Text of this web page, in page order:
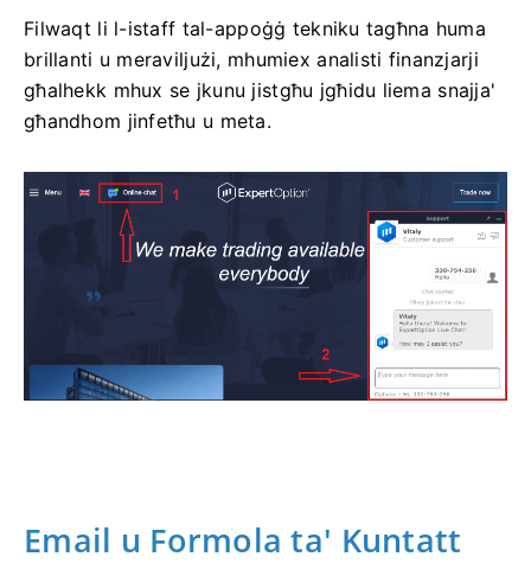
Filwaqt li l-istaff tal-appoġġ tekniku tagħna huma
brillanti u meraviljużi, mhumiex analisti finanzjarji
għalhekk mhux se jkunu jistgħu jgħidu liema snajja'
għandhom jinfetħu u meta.
Email u Formola ta' Kuntatt